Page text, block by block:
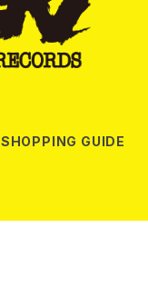
SHOPPING GUIDE